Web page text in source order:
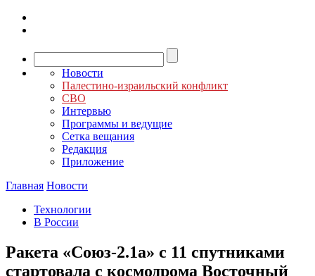
Новости
Палестино-израильский конфликт
СВО
Интервью
Программы и ведущие
Сетка вещания
Редакция
Приложение
Главная Новости
Технологии
В России
Ракета «Союз-2.1а» с 11 спутниками
стартовала с космодрома Восточный